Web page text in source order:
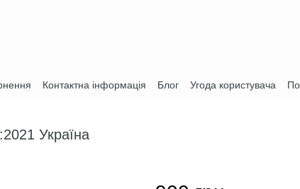
Контактна інформація Блог Угода користувача
Україна